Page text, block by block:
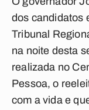
dos candidatos
Tribunal
na noite desta
realizada no
Pessoa, o
com a vida e